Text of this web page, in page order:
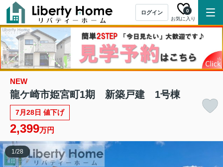
ログイン
お気に入り
0
NEW
龍ケ崎市姫宮町1期 新築戸建 1号棟
7月28日 値下げ
2,399万円
1 /28